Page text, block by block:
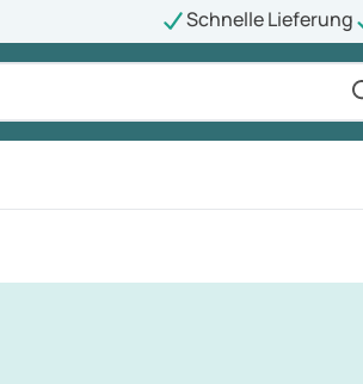
Schnelle Lieferung